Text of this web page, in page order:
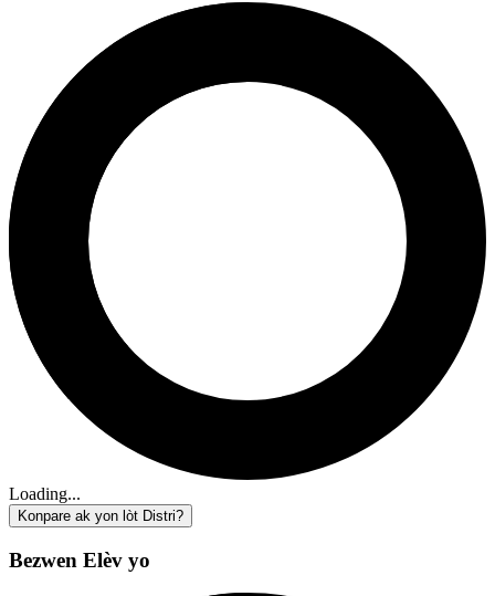
Loading...
Konpare ak yon lòt Distri?
Bezwen Elèv yo